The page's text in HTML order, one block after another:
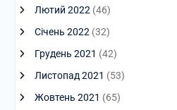
Лютий 2022 (46)
Січень 2022 (32)
Грудень 2021 (42)
Листопад 2021 (53)
Жовтень 2021 (65)